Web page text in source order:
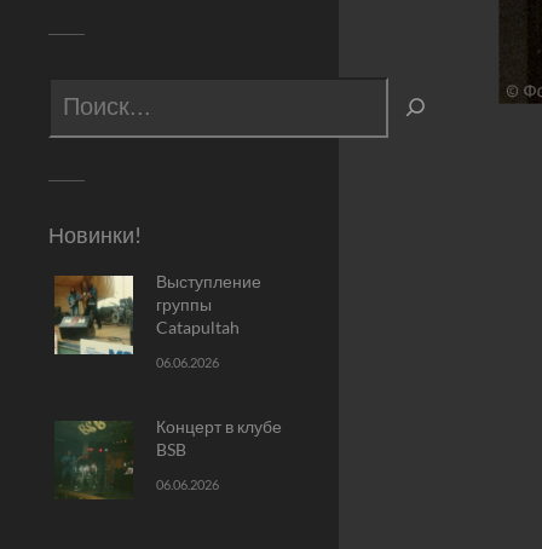
Новинки!
Выступление
группы
Catapultah
06.06.2026
Концерт в клубе
BSB
06.06.2026